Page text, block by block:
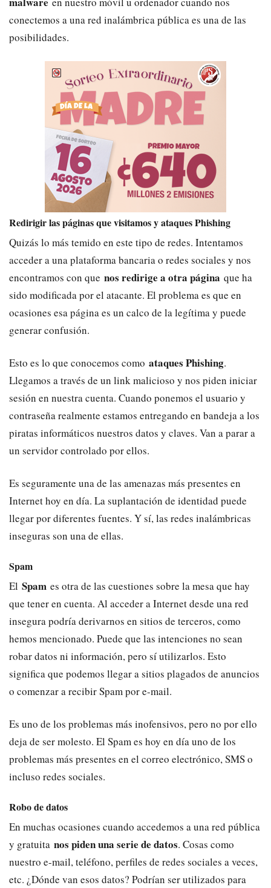
conectemos a una red inalámbrica pública es una de las
posibilidades.
Redirigir las páginas que visitamos y ataques Phishing
Quizás lo más temido en este tipo de redes. Intentamos
acceder a una plataforma bancaria o redes sociales y nos
encontramos con que nos redirige a otra página que ha
sido modificada por el atacante. El problema es que en
ocasiones esa página es un calco de la legítima y puede
generar confusión.
Esto es lo que conocemos como ataques Phishing.
Llegamos a través de un link malicioso y nos piden iniciar
sesión en nuestra cuenta. Cuando ponemos el usuario y
contraseña realmente estamos entregando en bandeja a los
piratas informáticos nuestros datos y claves. Van a parar a
un servidor controlado por ellos.
Es seguramente una de las amenazas más presentes en
Internet hoy en día. La suplantación de identidad puede
llegar por diferentes fuentes. Y sí, las redes inalámbricas
inseguras son una de ellas.
Spam
El Spam es otra de las cuestiones sobre la mesa que hay
que tener en cuenta. Al acceder a Internet desde una red
insegura podría derivarnos en sitios de terceros, como
hemos mencionado. Puede que las intenciones no sean
robar datos ni información, pero sí utilizarlos. Esto
significa que podemos llegar a sitios plagados de anuncios
o comenzar a recibir Spam por e-mail.
Es uno de los problemas más inofensivos, pero no por ello
deja de ser molesto. El Spam es hoy en día uno de los
problemas más presentes en el correo electrónico, SMS o
incluso redes sociales.
Robo de datos
En muchas ocasiones cuando accedemos a una red pública
y gratuita nos piden una serie de datos. Cosas como
nuestro e-mail, teléfono, perfiles de redes sociales a veces,
etc. ¿Dónde van esos datos? Podrían ser utilizados para